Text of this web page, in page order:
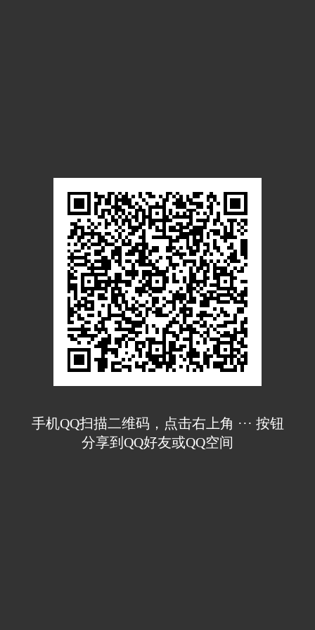
手机QQ扫描二维码，点击右上角 ··· 按钮
分享到QQ好友或QQ空间